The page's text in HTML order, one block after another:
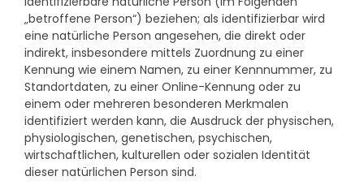
„betroffene Person“) beziehen; als identifizierbar wird
eine natürliche Person angesehen, die direkt oder
indirekt, insbesondere mittels Zuordnung zu einer
Kennung wie einem Namen, zu einer Kennnummer, zu
Standortdaten, zu einer Online-Kennung oder zu
einem oder mehreren besonderen Merkmalen
identifiziert werden kann, die Ausdruck der physischen,
physiologischen, genetischen, psychischen,
wirtschaftlichen, kulturellen oder sozialen Identität
dieser natürlichen Person sind.